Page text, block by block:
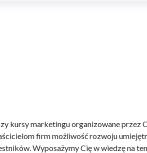
kursy marketingu organizowane
firm możliwość rozwoju
Wyposażymy Cię w wiedzę na